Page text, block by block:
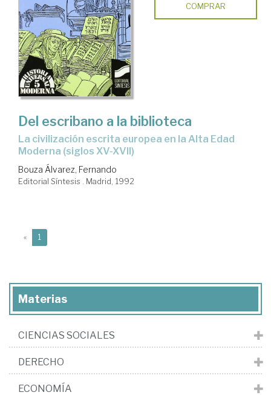
COMPRAR
Del escribano a la biblioteca
la civilización escrita europea en la Alta Edad
Moderna (siglos XV-XVII)
Bouza Álvarez, Fernando
Editorial Síntesis . Madrid, 1992
« 1
Materias
CIENCIAS SOCIALES
DERECHO
ECONOMÍA